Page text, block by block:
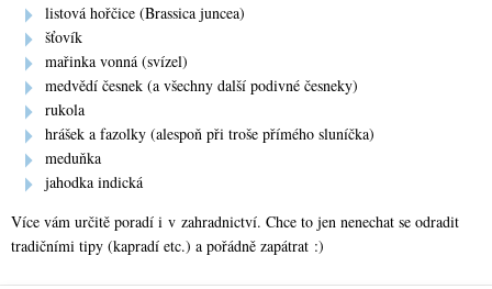
listová hořčice (Brassica juncea)
šťovík
mařinka vonná (svízel)
medvědí česnek (a všechny další podivné česneky)
rukola
hrášek a fazolky (alespoň při troše přímého sluníčka)
meduňka
jahodka indická
Více vám určitě poradí i v zahradnictví. Chce to jen nenechat se odradit
tradičními tipy (kapradí etc.) a pořádně zapátrat :)